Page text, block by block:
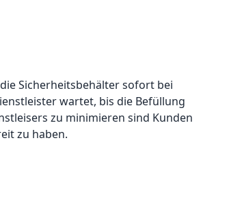
Sicherheitsbehälter sofort bei
wartet, bis die Befüllung
zu minimieren sind Kunden
zu haben.